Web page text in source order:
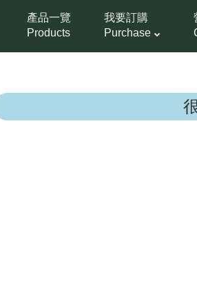
產品一覽
Products
我要訂購
Purchase